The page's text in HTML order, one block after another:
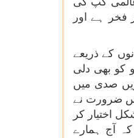
فخر ہے اور
کے ذریعے
کو بھی دلی
صدی میں
اس ضرورت نے
اختیار کر
آج ہمارے